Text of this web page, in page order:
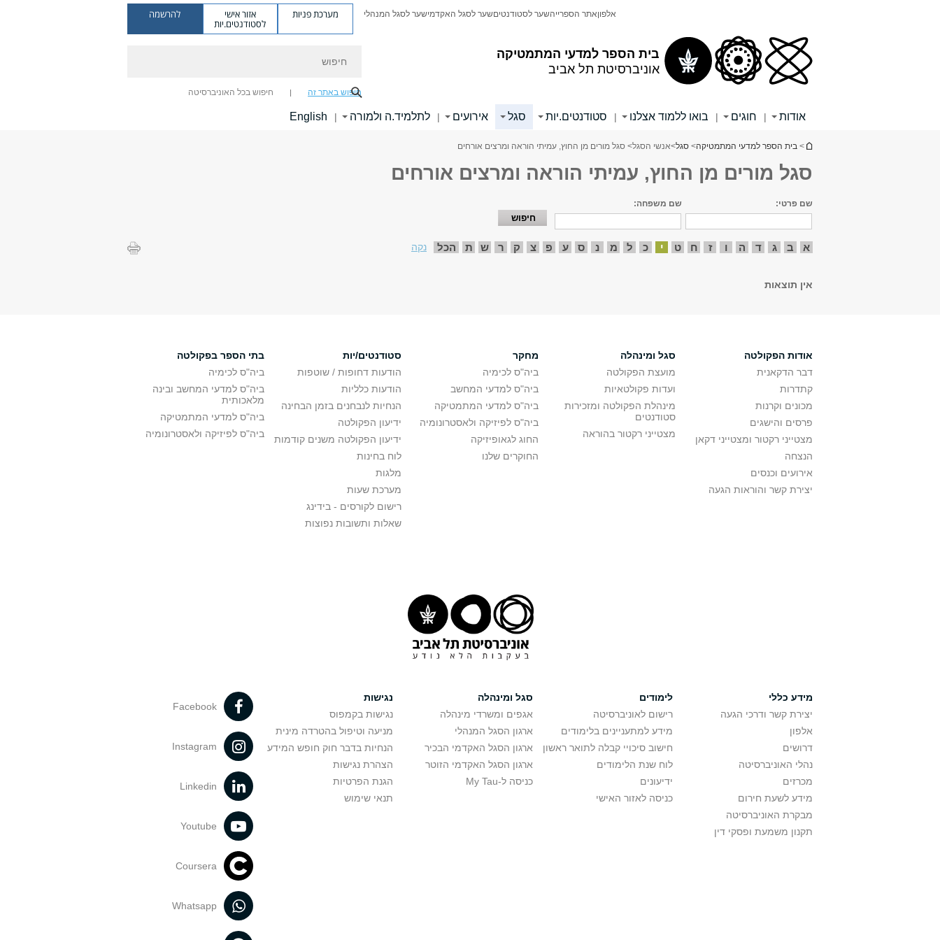
בית הספר למדעי המתמטיקה
אוניברסיטת תל אביב
אלפוןאתר הספרייהשער לסטודנטיםשער לסגל האקדמישער לסגל המנהלי מערכת פניות אזור אישי
לסטודנטים.יות
להרשמה
חיפוש באתר זה חיפוש בכל האוניברסיטה
אודות | חוגים | בואו ללמוד אצלנו | סטודנטים.יות סגל אירועים | לתלמיד.ה ולמורה |
English
הינך נמצא כאן
> בית הספר למדעי המתמטיקה> סגל>אנשי הסגל> סגל מורים מן החוץ, עמיתי הוראה ומרצים אורחים
סגל מורים מן החוץ, עמיתי הוראה ומרצים אורחים
שם פרטי: שם משפחה:
א ב ג ד ה ו ז ח ט י כ ל מ נ ס ע פ צ ק ר ש ת הכל נקה
אין תוצאות
אודות הפקולטה
דבר הדקאנית
קתדרות
מכונים וקרנות
פרסים והישגים
מצטייני רקטור ומצטייני דקאן
הנצחה
אירועים וכנסים
יצירת קשר והוראות הגעה
סגל ומינהלה
מועצת הפקולטה
ועדות פקולטאיות
מינהלת הפקולטה ומזכירות
סטודנטים
מצטייני רקטור בהוראה
מחקר
ביה"ס לכימיה
ביה"ס למדעי המחשב
ביה"ס למדעי המתמטיקה
ביה"ס לפיזיקה ולאסטרונומיה
החוג לגאופיזיקה
החוקרים שלנו
סטודנטים/יות
הודעות דחופות / שוטפות
הודעות כלליות
הנחיות לנבחנים בזמן הבחינה
ידיעון הפקולטה
ידיעון הפקולטה משנים קודמות
לוח בחינות
מלגות
מערכת שעות
רישום לקורסים - בידינג
שאלות ותשובות נפוצות
בתי הספר בפקולטה
ביה"ס לכימיה
ביה"ס למדעי המחשב ובינה
מלאכותית
ביה"ס למדעי המתמטיקה
ביה"ס לפיזיקה ולאסטרונומיה
מידע כללי
יצירת קשר ודרכי הגעה
אלפון
דרושים
נהלי האוניברסיטה
מכרזים
מידע לשעת חירום
מבקרת האוניברסיטה
תקנון משמעת ופסקי דין
לימודים
רישום לאוניברסיטה
מידע למתעניינים בלימודים
חישוב סיכויי קבלה לתואר ראשון
לוח שנת הלימודים
ידיעונים
כניסה לאזור האישי
סגל ומינהלה
אגפים ומשרדי מינהלה
ארגון הסגל המנהלי
ארגון הסגל האקדמי הבכיר
ארגון הסגל האקדמי הזוטר
כניסה ל-My Tau
נגישות
נגישות בקמפוס
מניעה וטיפול בהטרדה מינית
הנחיות בדבר חוק חופש המידע
הצהרת נגישות
הגנת הפרטיות
תנאי שימוש
Facebook
Instagram
Linkedin
Youtube
Coursera
Whatsapp